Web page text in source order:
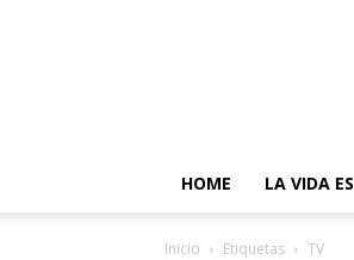
HOME LA VIDA ES
Inicio Etiquetas TV